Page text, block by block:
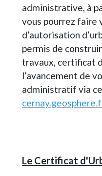
administrative, à
vous pourrez faire
d’autorisation
permis de
travaux, certificat
l’avancement de
administratif via
Le Certificat